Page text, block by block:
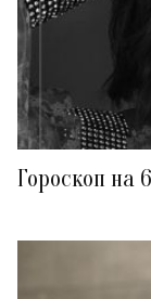
Гороскоп на